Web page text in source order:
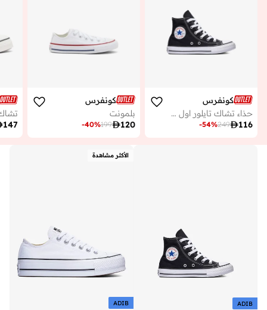
كونفرس
حذاء تشاك تايلور اول ستار
116
249
-54%
كونفرس
بلمونت
120
199
-40%
147
ADIB
الأكثر مشاهدة
ADIB